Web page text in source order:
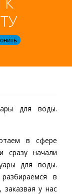
для воды.
в сфере
сразу начали
для воды.
в
заказвая у нас